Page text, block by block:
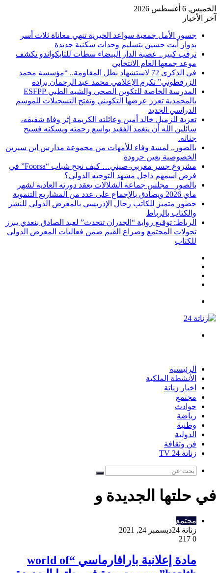
الخميس, 6 أغسطس 2026
آخر الأخبار
​جسور الأمل جمعية سواعد الخيرية تنهي معاناة ثلاث أسر
بدوار أيت حسين بتسليم وحدات سكنية جديدة
ترقب كبير.. عصبة الدار البيضاء سطات للتايكواندو تكشف
موعد جمعها العام الانتخابي
في الذكرى 72 لاستشهاد بطل المقاومة.. “مؤسسة محمد
الزرقطوني” تكرم الإعلامي محمد عبد الرحمان برادة
المدرسة الخاصة للتكوين الصحي والشبه الطبي ESFPP
بالمحمدية تعزز عرضها التكويني وتفتح التسجيلات للموسم
الدراسي الجديد
تعزية للزميل خالد أمين وعائلته الكريمة إثر وفاة شقيقه،
سائلين الله أن يتغمد الفقيد بواسع رحمته ويسكنه فسيح
جناته.
بالصور.. لمسة وفاء للأمهات من مجموعة مدارس ابن سيرين
الخصوصية بعين حرودة
مشروع جسر مغربي-صيني… كيف نجح شباب “Foorsa” في
فرض اسمهم داخل مشهد التوجيه الدولي؟
بالصور _مجلس جماعة الشلالات يعقد دورته العادية لشهر
ماي 2026 ويصادق بالإجماع على عدد من المشاريع التنموية
حضور متميز للكاتب رحال الإدريسي بالمعرض الدولي للنشر
والكتاب بالرباط
الرباط: توقيع رواية “الجدران تتحدث” لعبد الصادق بنعدي يبرز
تحولات المجتمع وصراع القيم ضمن فعاليات المعرض الدولي
للكتاب
الرئيسية
الأنشطة الملكية
اخبار زناتة
مجتمع
حوادث
رياضة
وطنية
الدولية
فن وثقافة
زناتة 24 TV
بحث
في حلتها الجديدة و
مجتمع
زناتة 24
ديسمبر 24, 2021
0
مادة إعلانية بارافارماسي “world of